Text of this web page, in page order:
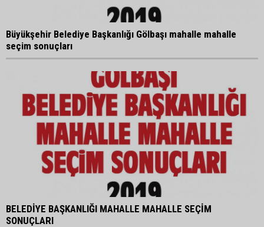
Büyükşehir Belediye Başkanlığı Gölbaşı mahalle mahalle
seçim sonuçları
BELEDİYE BAŞKANLIĞI MAHALLE MAHALLE SEÇİM
SONUÇLARI